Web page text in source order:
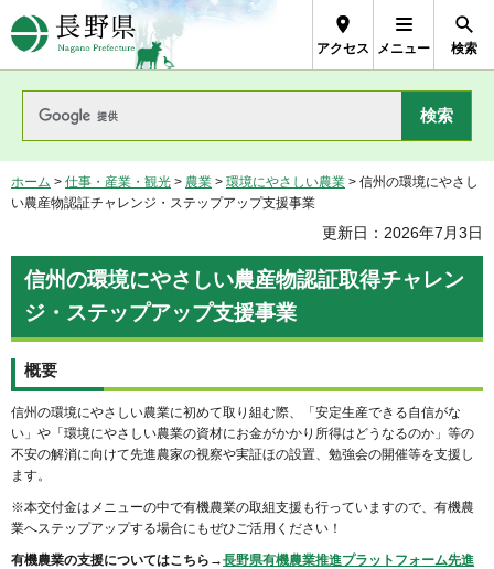
長野県Nagano Prefecture
アクセス メニュー 検索
ホーム > 仕事・産業・観光 > 農業 > 環境にやさしい農業 > 信州の環境にやさし
い農産物認証チャレンジ・ステップアップ支援事業
更新日：2026年7月3日
信州の環境にやさしい農産物認証取得チャレン
ジ・ステップアップ支援事業
概要
信州の環境にやさしい農業に初めて取り組む際、「安定生産できる自信がな
い」や「環境にやさしい農業の資材にお金がかかり所得はどうなるのか」等の
不安の解消に向けて先進農家の視察や実証ほの設置、勉強会の開催等を支援し
ます。
※本交付金はメニューの中で有機農業の取組支援も行っていますので、有機農
業へステップアップする場合にもぜひご活用ください！
有機農業の支援についてはこちら→長野県有機農業推進プラットフォーム先進